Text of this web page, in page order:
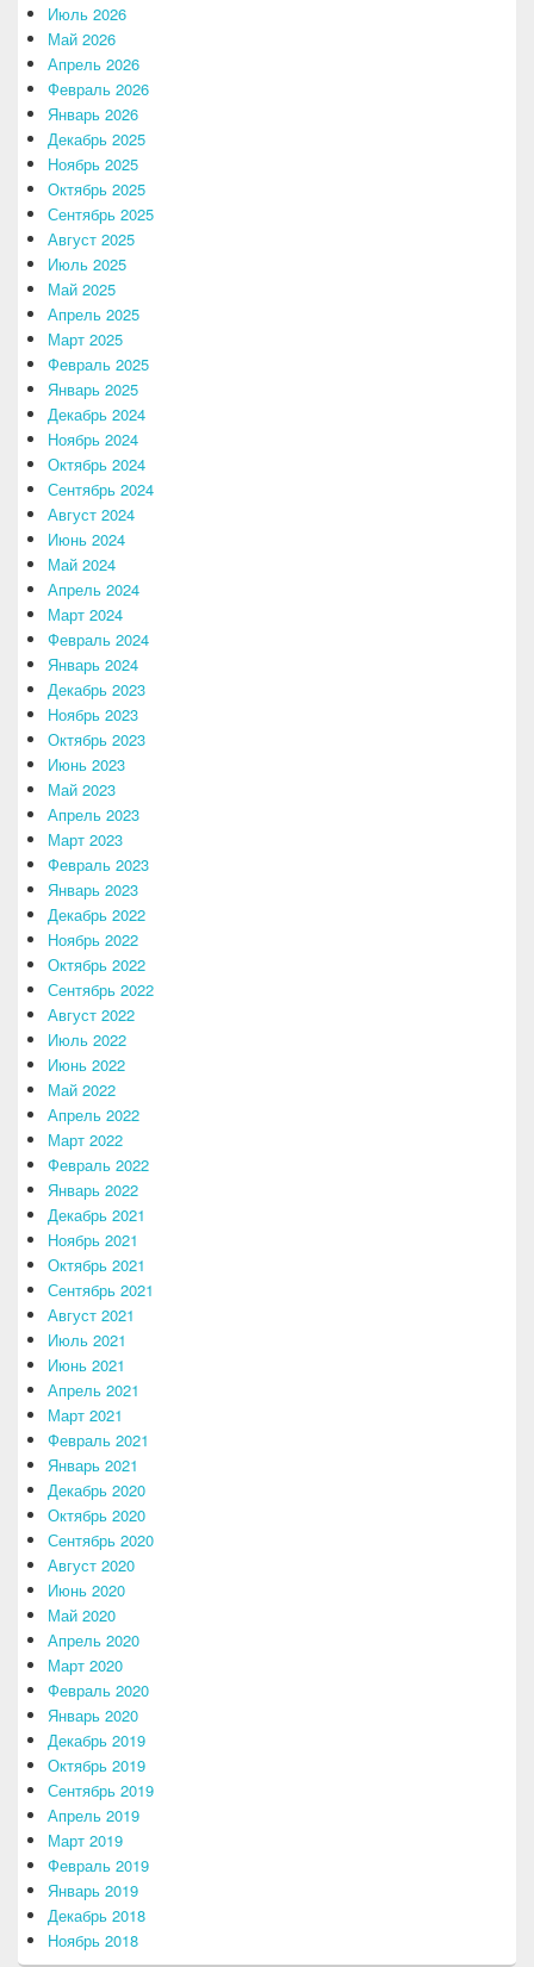
Июль 2026
Май 2026
Апрель 2026
Февраль 2026
Январь 2026
Декабрь 2025
Ноябрь 2025
Октябрь 2025
Сентябрь 2025
Август 2025
Июль 2025
Май 2025
Апрель 2025
Март 2025
Февраль 2025
Январь 2025
Декабрь 2024
Ноябрь 2024
Октябрь 2024
Сентябрь 2024
Август 2024
Июнь 2024
Май 2024
Апрель 2024
Март 2024
Февраль 2024
Январь 2024
Декабрь 2023
Ноябрь 2023
Октябрь 2023
Июнь 2023
Май 2023
Апрель 2023
Март 2023
Февраль 2023
Январь 2023
Декабрь 2022
Ноябрь 2022
Октябрь 2022
Сентябрь 2022
Август 2022
Июль 2022
Июнь 2022
Май 2022
Апрель 2022
Март 2022
Февраль 2022
Январь 2022
Декабрь 2021
Ноябрь 2021
Октябрь 2021
Сентябрь 2021
Август 2021
Июль 2021
Июнь 2021
Апрель 2021
Март 2021
Февраль 2021
Январь 2021
Декабрь 2020
Октябрь 2020
Сентябрь 2020
Август 2020
Июнь 2020
Май 2020
Апрель 2020
Март 2020
Февраль 2020
Январь 2020
Декабрь 2019
Октябрь 2019
Сентябрь 2019
Апрель 2019
Март 2019
Февраль 2019
Январь 2019
Декабрь 2018
Ноябрь 2018